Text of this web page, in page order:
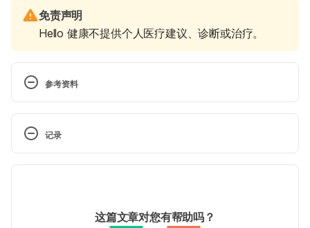
免责声明
Hello 健康不提供个人医疗建议、诊断或治疗。
参考资料
http://www.webmd.com/parenting/vitamins-for-
记录
Alice Chen这篇文章对您有帮助吗？